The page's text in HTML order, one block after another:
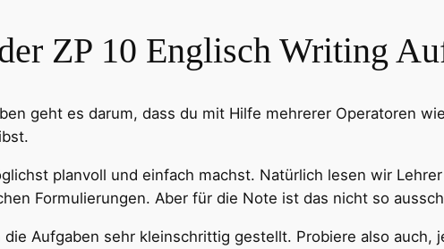
ZP 10 Englisch Writing
geht es darum, dass du mit Hilfe mehrerer Operatoren
planvoll und einfach machst. Natürlich lesen wir
Formulierungen. Aber für die Note ist das nicht so
die Aufgaben sehr kleinschrittig gestellt. Probiere also auch,